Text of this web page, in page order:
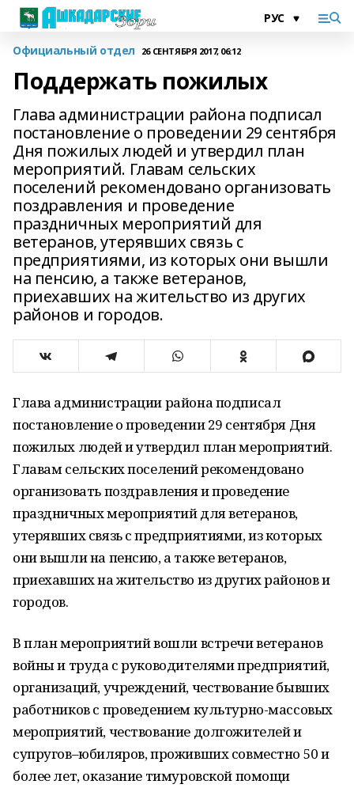
Официальный отдел 26 СЕНТЯБРЯ 2017, 06:12
Поддержать пожилых
Глава администрации района подписал
постановление о проведении 29 сентября
Дня пожилых людей и утвердил план
мероприятий. Главам сельских
поселений рекомендовано организовать
поздравления и проведение
праздничных мероприятий для
ветеранов, утерявших связь с
предприятиями, из которых они вышли
на пенсию, а также ветеранов,
приехавших на жительство из других
районов и городов.
Глава администрации района подписал
постановление о проведении 29 сентября Дня
пожилых людей и утвердил план мероприятий.
Главам сельских поселений рекомендовано
организовать поздравления и проведение
праздничных мероприятий для ветеранов,
утерявших связь с предприятиями, из которых
они вышли на пенсию, а также ветеранов,
приехавших на жительство из других районов и
городов.
В план мероприятий вошли встречи ветеранов
войны и труда с руководителями предприятий,
организаций, учреждений, чествование бывших
работников с проведением культурно-массовых
мероприятий, чествование долгожителей и
супругов–юбиляров, проживших совместно 50 и
более лет, оказание тимуровской помощи